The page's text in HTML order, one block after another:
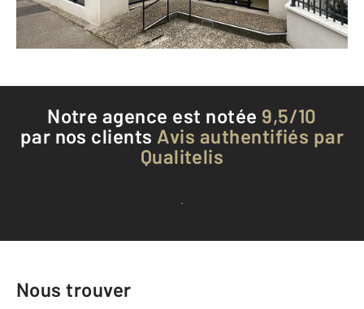
Téléphoner à l'agence
Notre agence est notée 9,5/10
par nos clients Avis authentifiés par
Qualitelis
Voir tous les avis clients
Nous trouver